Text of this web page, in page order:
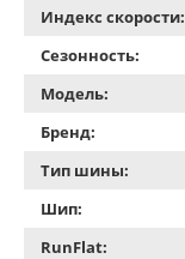
Индекс скорости:
Сезонность:
Модель:
Бренд:
Тип шины:
Шип:
RunFlat: